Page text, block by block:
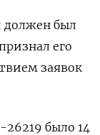
должен был
его
заявок
было 14